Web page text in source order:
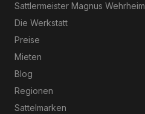
Sattlermeister Magnus Wehrheim
Die Werkstatt
Preise
Mieten
Blog
Regionen
Sattelmarken